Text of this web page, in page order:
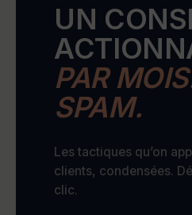
UN
PAR
SPAM.
Les tactiques qu’on
clients, condensées.
clic.